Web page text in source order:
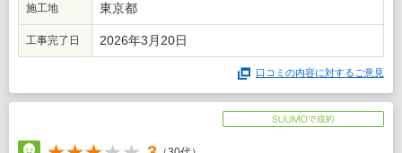
施工地 東京都
工事完了日 2026年3月20日
口コミの内容に対するご意見